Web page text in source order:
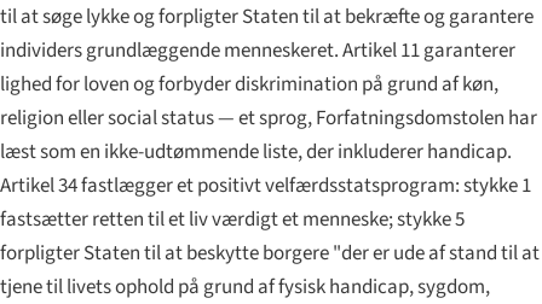
til at søge lykke og forpligter Staten til at bekræfte og garantere
individers grundlæggende menneskeret. Artikel 11 garanterer
lighed for loven og forbyder diskrimination på grund af køn,
religion eller social status — et sprog, Forfatningsdomstolen har
læst som en ikke-udtømmende liste, der inkluderer handicap.
Artikel 34 fastlægger et positivt velfærdsstats­program: stykke 1
fastsætter retten til et liv værdigt et menneske; stykke 5
forpligter Staten til at beskytte borgere "der er ude af stand til at
tjene til livets ophold på grund af fysisk handicap, sygdom,